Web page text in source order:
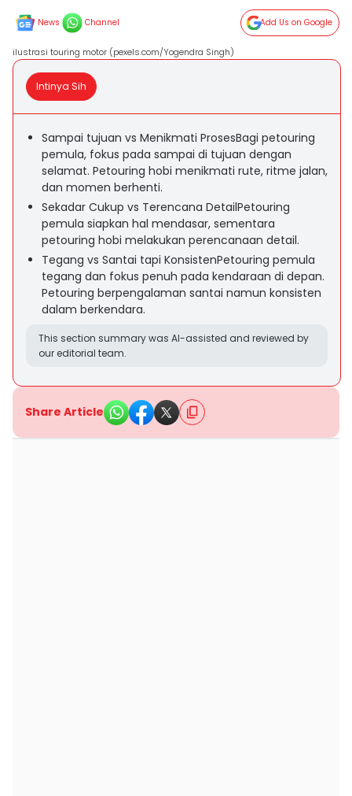
News Channel Add Us on Google
ilustrasi touring motor (pexels.com/Yogendra Singh)
Intinya Sih
Sampai tujuan vs Menikmati ProsesBagi petouring
pemula, fokus pada sampai di tujuan dengan
selamat. Petouring hobi menikmati rute, ritme jalan,
dan momen berhenti.
Sekadar Cukup vs Terencana DetailPetouring
pemula siapkan hal mendasar, sementara
petouring hobi melakukan perencanaan detail.
Tegang vs Santai tapi KonsistenPetouring pemula
tegang dan fokus penuh pada kendaraan di depan.
Petouring berpengalaman santai namun konsisten
dalam berkendara.
This section summary was AI-assisted and reviewed by
our editorial team.
Share Article